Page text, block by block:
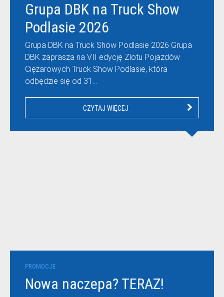
Grupa DBK na Truck Show
Podlasie 2026
Grupa DBK na Truck Show Podlasie 2026 Grupa
DBK zaprasza na VII edycję Zlotu Pojazdów
Ciężarowych Truck Show Podlasie, która
odbędzie się od 31…
CZYTAJ WIĘCEJ
PROMOCJE
Nowa naczepa? TERAZ!